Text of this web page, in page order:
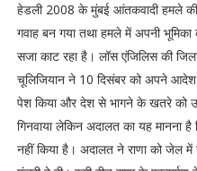
हेडली 2008 के मुंबई आंतकवादी हमले
गवाह बन गया तथा हमले में अपनी
सजा काट रहा है। लॉस एंजिलिस की
चूलिजियान ने 10 दिसंबर को अपने आदेश
पेश किया और देश से भागने के खतरे को
गिनवाया लेकिन अदालत का यह
नहीं किया है। अदालत ने राणा को जेल